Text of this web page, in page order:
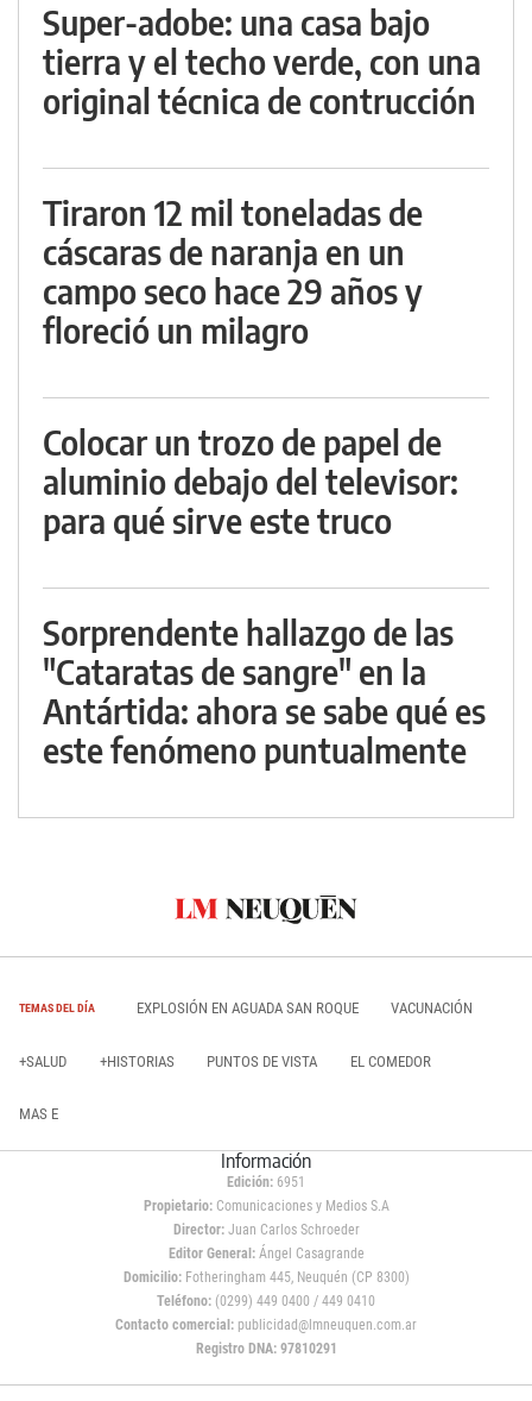
Super-adobe: una casa bajo
tierra y el techo verde, con una
original técnica de contrucción
Tiraron 12 mil toneladas de
cáscaras de naranja en un
campo seco hace 29 años y
floreció un milagro
Colocar un trozo de papel de
aluminio debajo del televisor:
para qué sirve este truco
Sorprendente hallazgo de las
"Cataratas de sangre" en la
Antártida: ahora se sabe qué es
este fenómeno puntualmente
TEMAS DEL DÍA EXPLOSIÓN EN AGUADA SAN ROQUE VACUNACIÓN
+SALUD +HISTORIAS PUNTOS DE VISTA EL COMEDOR
MAS E
Información
Edición: 6951
Propietario:Comunicaciones y Medios S.A
Director: Juan Carlos Schroeder
Editor General:Ángel Casagrande
Domicilio:Fotheringham 445, Neuquén (CP 8300)
Teléfono: (0299) 449 0400 / 449 0410
Contacto comercial: publicidad@lmneuquen.com.ar
Registro DNA: 97810291